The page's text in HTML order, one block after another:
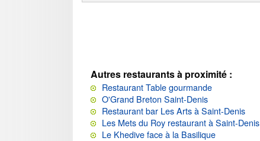
Autres restaurants à proximité :
Restaurant Table gourmande
O'Grand Breton Saint-Denis
Restaurant bar Les Arts à Saint-Denis
Les Mets du Roy restaurant à Saint-Denis
Le Khedive face à la Basilique